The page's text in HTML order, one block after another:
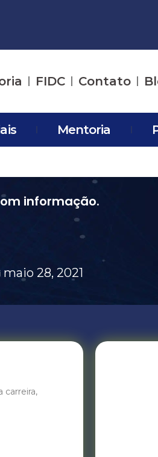
FIDC Contato
Mentoria
informação.
maio 28, 2021